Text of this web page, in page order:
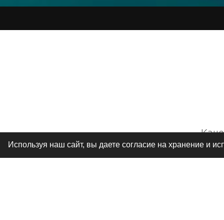
Используя наш сайт, вы даете согласие на хранение и